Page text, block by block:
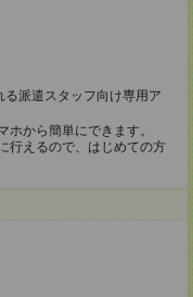
派遣スタッフ向け専用ア
ホから簡単にできます。
行えるので、はじめての方